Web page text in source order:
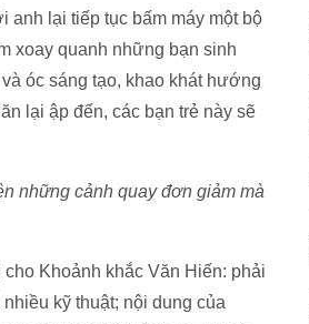
anh lại tiếp tục bấm máy một bộ
xoay quanh những bạn sinh
óc sáng tạo, khao khát hướng
lại ập đến, các bạn trẻ này sẽ
những cảnh quay đơn giảm mà
Khoảnh khắc Văn Hiến: phải
kỹ thuật; nội dung của